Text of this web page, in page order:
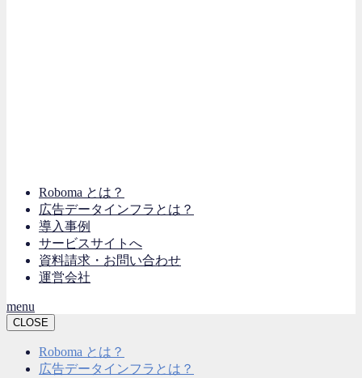
Roboma とは？
広告データインフラとは？
導入事例
サービスサイトへ
資料請求・お問い合わせ
運営会社
menu
CLOSE
Roboma とは？
広告データインフラとは？